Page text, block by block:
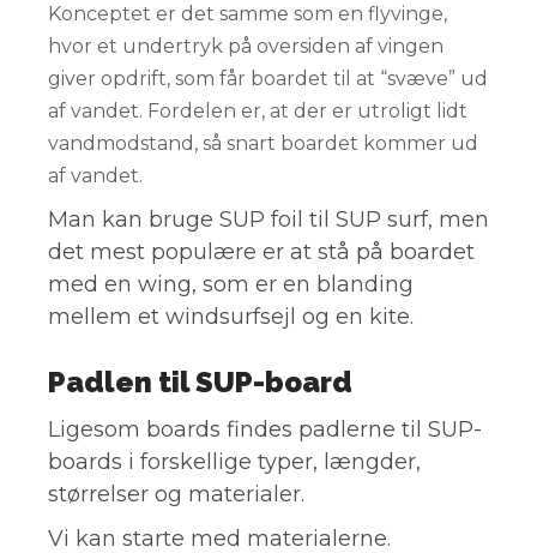
Konceptet er det samme som en flyvinge,
hvor et undertryk på oversiden af vingen
giver opdrift, som får boardet til at “svæve” ud
af vandet. Fordelen er, at der er utroligt lidt
vandmodstand, så snart boardet kommer ud
af vandet.
Man kan bruge SUP foil til SUP surf, men
det mest populære er at stå på boardet
med en wing, som er en blanding
mellem et windsurfsejl og en kite.
Padlen til SUP-board
Ligesom boards findes padlerne til SUP-
boards i forskellige typer, længder,
størrelser og materialer.
Vi kan starte med materialerne.